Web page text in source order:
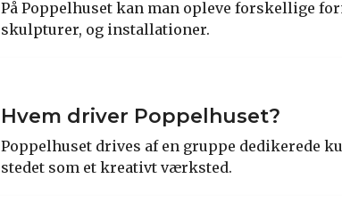
På Poppelhuset kan man opleve forskellige
skulpturer, og installationer.
Hvem driver Poppelhuset?
Poppelhuset drives af en gruppe dedikerede
stedet som et kreativt værksted.